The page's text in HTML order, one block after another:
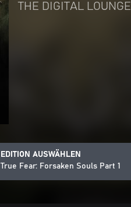
THE DIGITAL LOUNGE
EDITION AUSWÄHLEN
True Fear: Forsaken Souls Part 1